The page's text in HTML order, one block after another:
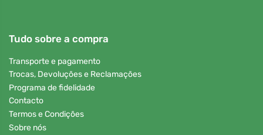
Tudo sobre a compra
Transporte e pagamento
Trocas, Devoluções e Reclamações
Programa de fidelidade
Contacto
Termos e Condições
Sobre nós